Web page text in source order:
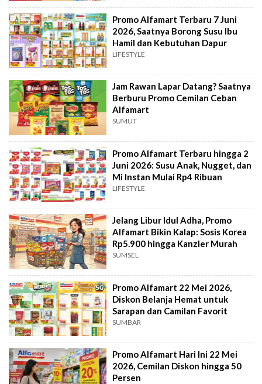
Promo Alfamart Terbaru 7 Juni
2026, Saatnya Borong Susu Ibu
Hamil dan Kebutuhan Dapur
LIFESTYLE
Jam Rawan Lapar Datang? Saatnya
Berburu Promo Cemilan Ceban
Alfamart
SUMUT
Promo Alfamart Terbaru hingga 2
Juni 2026: Susu Anak, Nugget, dan
Mi Instan Mulai Rp4 Ribuan
LIFESTYLE
Jelang Libur Idul Adha, Promo
Alfamart Bikin Kalap: Sosis Korea
Rp5.900 hingga Kanzler Murah
SUMSEL
Promo Alfamart 22 Mei 2026,
Diskon Belanja Hemat untuk
Sarapan dan Camilan Favorit
SUMBAR
Promo Alfamart Hari Ini 22 Mei
2026, Cemilan Diskon hingga 50
Persen